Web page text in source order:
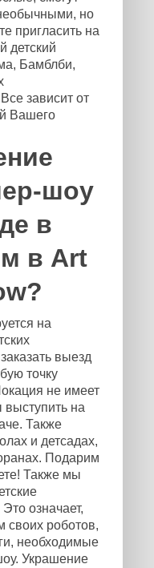
но
пригласить на
детский
Бамблби,
зависит от
Вашего
шоу
в
в Art
на
выезд
точку
не имеет
на
Также
и детсадах,
Подарим
Также мы
означает,
своих роботов,
необходимые
Украшение